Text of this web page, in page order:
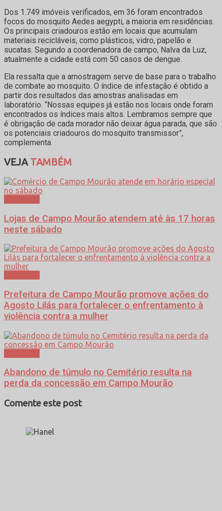
Dos 1.749 imóveis verificados, em 36 foram encontrados
focos do mosquito Aedes aegypti, a maioria em residências.
Os principais criadouros estão em locais que acumulam
materiais recicláveis, como plásticos, vidro, papelão e
sucatas. Segundo a coordenadora de campo, Nalva da Luz,
atualmente a cidade está com 50 casos de dengue.
Ela ressalta que a amostragem serve de base para o trabalho
de combate ao mosquito. O índice de infestação é obtido a
partir dos resultados das amostras analisadas em
laboratório. “Nossas equipes já estão nos locais onde foram
encontrados os índices mais altos. Lembramos sempre que
é obrigação de cada morador não deixar água parada, que são
os potenciais criadouros do mosquito transmissor”,
complementa.
VEJATAMBÉM
Lojas de Campo Mourão atendem até às 17 horas
neste sábado
Prefeitura de Campo Mourão promove ações do
Agosto Lilás para fortalecer o enfrentamento à
violência contra a mulher
Abandono de túmulo no Cemitério resulta na
perda da concessão em Campo Mourão
Comente este post